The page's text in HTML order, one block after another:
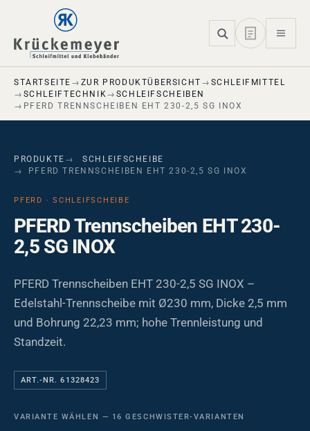
Skip to main navigation
Skip to main content
Skip to page footer
STARTSEITE ZUR PRODUKTÜBERSICHT
SCHLEIFMITTEL
SCHLEIFTECHNIK
SCHLEIFSCHEIBEN
PFERD TRENNSCHEIBEN EHT 230-2,5 SG INOX
PRODUKTE
SCHLEIFSCHEIBE
PFERD TRENNSCHEIBEN EHT 230-2,5 SG INOX
PFERD · SCHLEIFSCHEIBE
PFERD Trennscheiben EHT 230-
2,5 SG INOX
PFERD Trennscheiben EHT 230-2,5 SG INOX –
Edelstahl-Trennscheibe mit Ø230 mm, Dicke 2,5 mm
und Bohrung 22,23 mm; hohe Trennleistung und
Standzeit.
ART.-NR. 61328423
VARIANTE WÄHLEN — 16 GESCHWISTER-VARIANTEN